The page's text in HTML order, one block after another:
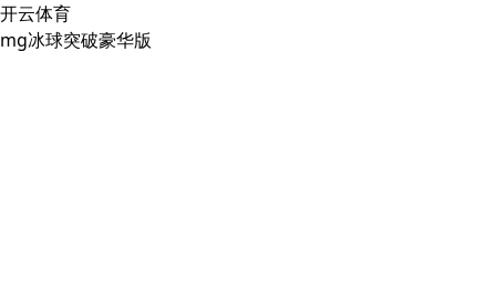
开云体育
mg冰球突破豪华版